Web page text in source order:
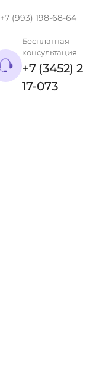
+7 (993) 198-68-64
Бесплатная
консультация
+7 (3452) 2
17-073